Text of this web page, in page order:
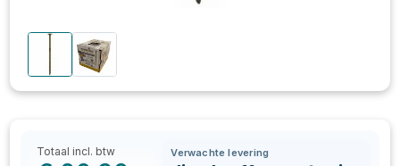
Totaal incl. btw Verwachte levering